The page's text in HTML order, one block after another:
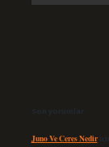
Son yorumlar
Juno Ve Ceres Nediriçin